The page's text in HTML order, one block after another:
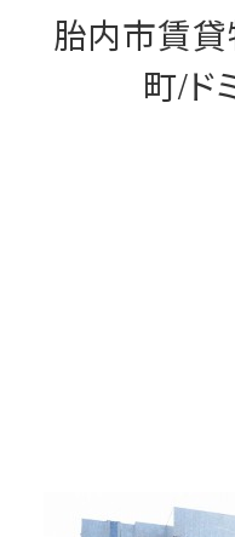
胎内市賃貸
町/ド